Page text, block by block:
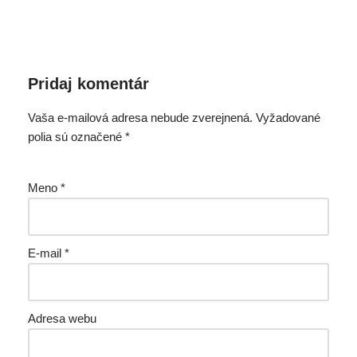
Pridaj komentár
Vaša e-mailová adresa nebude zverejnená. Vyžadované
polia sú označené *
Meno *
E-mail *
Adresa webu